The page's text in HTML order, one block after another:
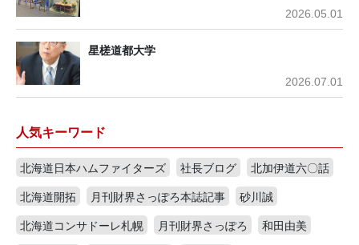
2026.05.01
星槎道都大学
2026.07.01
人気キーワード
北海道日本ハムファイターズ 社長ブログ
北加伊道六〇話
北海道開拓
月刊財界さっぽろ本誌記事
砂川誠
北海道コンサドーレ札幌
月刊財界さっぽろ
和田由美